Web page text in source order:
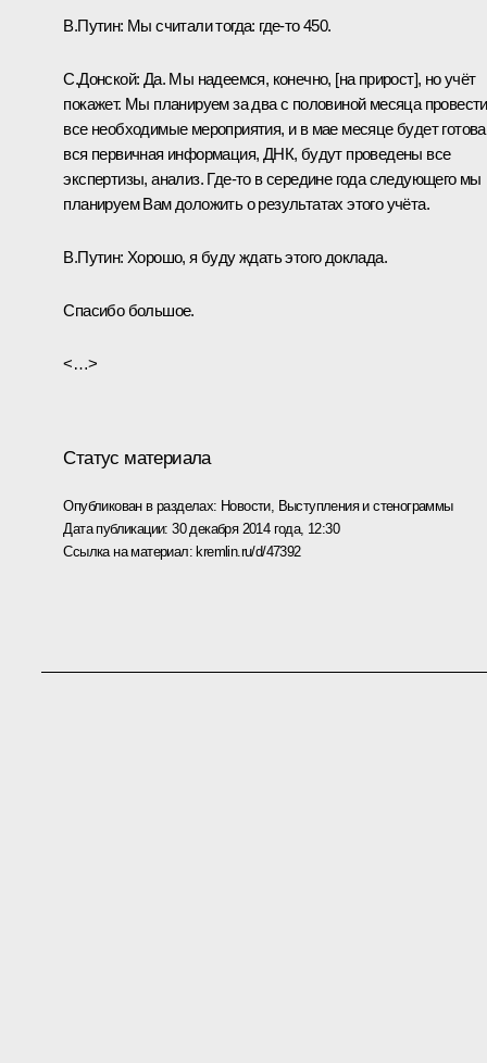
В.Путин: Мы считали тогда: где‑то 450.
С.Донской: Да. Мы надеемся, конечно, [на прирост], но учёт
покажет. Мы планируем за два с половиной месяца провести
все необходимые мероприятия, и в мае месяце будет готова
вся первичная информация, ДНК, будут проведены все
экспертизы, анализ. Где‑то в середине года следующего мы
планируем Вам доложить о результатах этого учёта.
В.Путин: Хорошо, я буду ждать этого доклада.
Спасибо большое.
<…>
Статус материала
Опубликован в разделах: Новости, Выступления и стенограммы
Дата публикации:30 декабря 2014 года, 12:30
Ссылка на материал: kremlin.ru/d/47392